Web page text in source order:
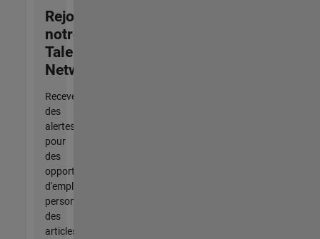
Rejoignez
notre
Talent
Network
Recevez
des
alertes
pour
des
opportunités
d'emploi
personnalisées,
des
articles